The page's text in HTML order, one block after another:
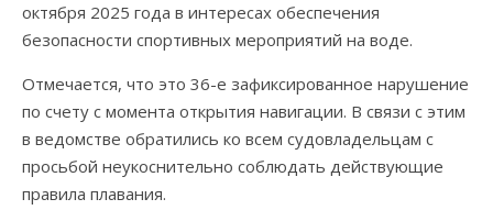
октября 2025 года в интересах обеспечения
безопасности спортивных мероприятий на воде.
Отмечается, что это 36-е зафиксированное нарушение
по счету с момента открытия навигации. В связи с этим
в ведомстве обратились ко всем судовладельцам с
просьбой неукоснительно соблюдать действующие
правила плавания.